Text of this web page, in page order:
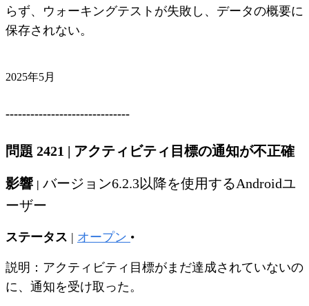
らず、ウォーキングテストが失敗し、データの概要に
保存されない。
2025年5月
------------------------------
問題 2421 | アクティビティ目標の通知が不正確
影響 | バージョン6.2.3以降を使用するAndroidユ
ーザー
ステータス | オープン •
説明：アクティビティ目標がまだ達成されていないの
に、通知を受け取った。